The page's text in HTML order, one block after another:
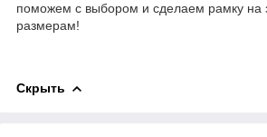
поможем с выбором и сделаем рамку на
размерам!
Скрыть